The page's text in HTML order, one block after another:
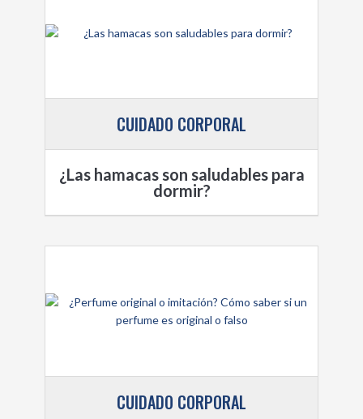
CUIDADO CORPORAL
¿Las hamacas son saludables para
dormir?
CUIDADO CORPORAL